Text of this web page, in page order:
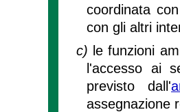
coordinata
con gli altri
c) le funzioni
l'accesso ai
previsto dall'
assegnazione